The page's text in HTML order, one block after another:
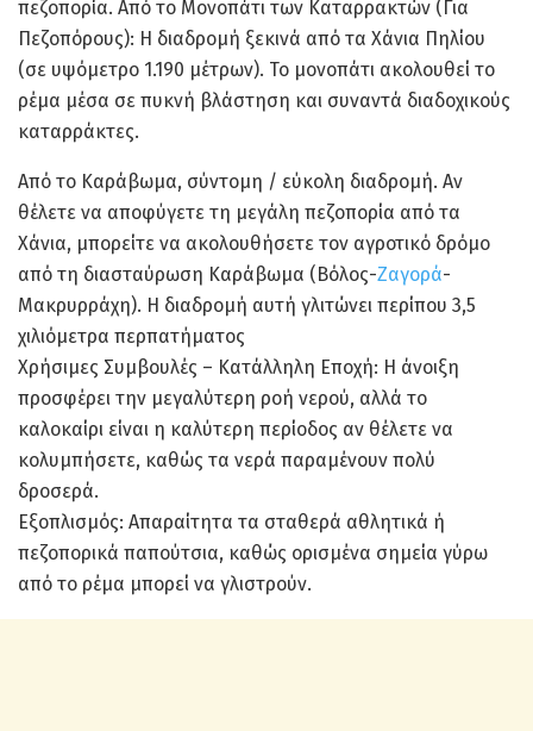
πεζοπορία. Από το Μονοπάτι των Καταρρακτών (Για
Πεζοπόρους): Η διαδρομή ξεκινά από τα Χάνια Πηλίου
(σε υψόμετρο 1.190 μέτρων). Το μονοπάτι ακολουθεί το
ρέμα μέσα σε πυκνή βλάστηση και συναντά διαδοχικούς
καταρράκτες.
Από το Καράβωμα, σύντομη / εύκολη διαδρομή. Αν
θέλετε να αποφύγετε τη μεγάλη πεζοπορία από τα
Χάνια, μπορείτε να ακολουθήσετε τον αγροτικό δρόμο
από τη διασταύρωση Καράβωμα (Βόλος-Ζαγορά-
Μακρυρράχη). Η διαδρομή αυτή γλιτώνει περίπου 3,5
χιλιόμετρα περπατήματος
Χρήσιμες Συμβουλές – Κατάλληλη Εποχή: Η άνοιξη
προσφέρει την μεγαλύτερη ροή νερού, αλλά το
καλοκαίρι είναι η καλύτερη περίοδος αν θέλετε να
κολυμπήσετε, καθώς τα νερά παραμένουν πολύ
δροσερά.
Εξοπλισμός: Απαραίτητα τα σταθερά αθλητικά ή
πεζοπορικά παπούτσια, καθώς ορισμένα σημεία γύρω
από το ρέμα μπορεί να γλιστρούν.